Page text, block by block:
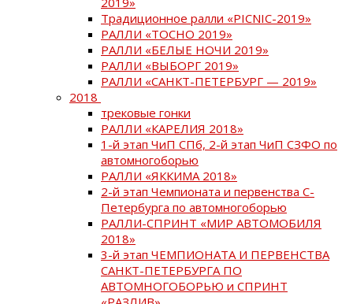
Традиционное ралли «PICNIC-2019»
РАЛЛИ «ТОСНО 2019»
РАЛЛИ «БЕЛЫЕ НОЧИ 2019»
РАЛЛИ «ВЫБОРГ 2019»
РАЛЛИ «САНКТ-ПЕТЕРБУРГ — 2019»
2018
трековые гонки
РАЛЛИ «КАРЕЛИЯ 2018»
1-й этап ЧиП СПб, 2-й этап ЧиП СЗФО по
автомногоборью
РАЛЛИ «ЯККИМА 2018»
2-й этап Чемпионата и первенства С-
Петербурга по автомногоборью
РАЛЛИ-СПРИНТ «МИР АВТОМОБИЛЯ
2018»
3-й этап ЧЕМПИОНАТА И ПЕРВЕНСТВА
САНКТ-ПЕТЕРБУРГА ПО
АВТОМНОГОБОРЬЮ и СПРИНТ